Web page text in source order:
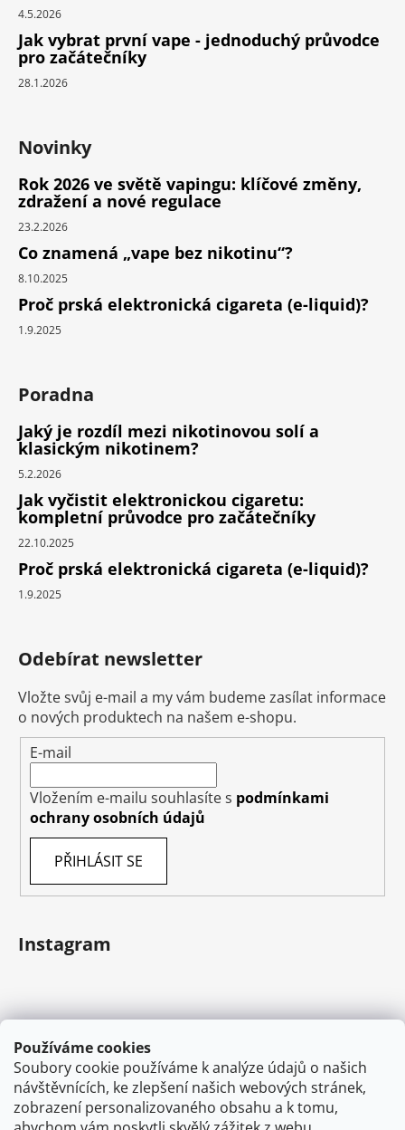
Používáme cookies
Soubory cookie používáme k analýze údajů o našich
návštěvnících, ke zlepšení našich webových stránek,
zobrazení personalizovaného obsahu a k tomu,
4.5.2026
Jak vybrat první vape - jednoduchý průvodce
pro začátečníky
28.1.2026
Novinky
Rok 2026 ve světě vapingu: klíčové změny,
zdražení a nové regulace
23.2.2026
Co znamená „vape bez nikotinu“?
8.10.2025
Proč prská elektronická cigareta (e-liquid)?
1.9.2025
Poradna
Jaký je rozdíl mezi nikotinovou solí a
klasickým nikotinem?
5.2.2026
Jak vyčistit elektronickou cigaretu:
kompletní průvodce pro začátečníky
22.10.2025
Proč prská elektronická cigareta (e-liquid)?
1.9.2025
Odebírat newsletter
Vložte svůj e-mail a my vám budeme zasílat informace
o nových produktech na našem e-shopu.
E-mail
Vložením e-mailu souhlasíte s podmínkami
ochrany osobních údajů
PŘIHLÁSIT SE
Instagram